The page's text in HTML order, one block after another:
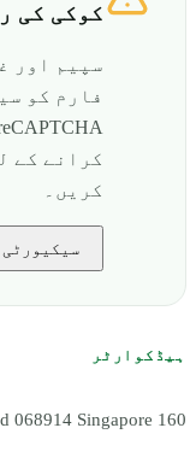
ہیڈکوارٹر
160 Robinson Road 068914 Singapore
کوکی کی
سپیم اور
کرانے کے
کریں۔